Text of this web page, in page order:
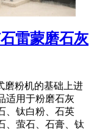
雷蒙磨石灰
磨粉机的基础上进
适用于粉磨石灰
、钛白粉、石英
、萤石、石膏、钛